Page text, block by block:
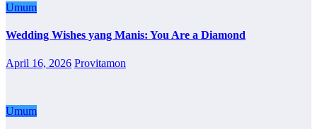
Umum
Wedding Wishes yang Manis: You Are a Diamond
April 16, 2026 Provitamon
Umum